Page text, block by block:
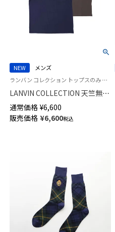
NEW
メンズ
ランバン コレクション トップスのみ 部屋着 男性 紳士 紳士 ラウンジウェアパジャマ
LANVIN COLLECTION 天竺無地
アロハ 半袖 Tシャツ 【M Lサイ
ズ】メンズ 54464011
通常価格 ¥6,600
販売価格 ¥6,600税込